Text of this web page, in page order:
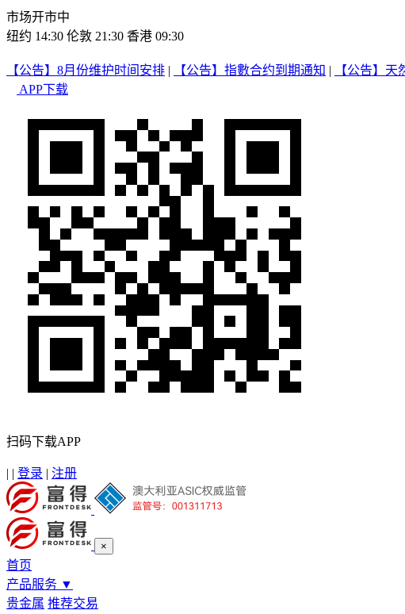
市场开市中
纽约 14:30 伦敦 21:30 香港 09:30
【公告】8月份维护时间安排 | 【公告】指數合约到期通知 |
【公告】
APP下载
扫码下载APP
| | 登录 | 注册
×
首页
产品服务 ▼
贵金属 推荐交易